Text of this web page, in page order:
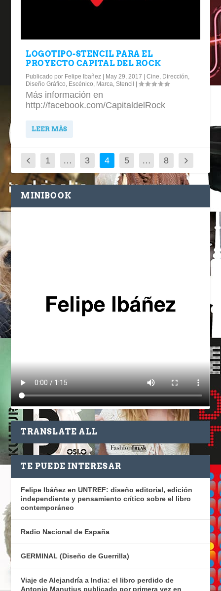
LOGOTIPO-STENCIL PARA EL
PROYECTO CAPITAL DEL ROCK
Publicado por Felipe Ibañez May 29, 2017 |Cine, Dirección,
Diseño Gráfico, Escénico, Marca,Stencil |
Más información en
http://facebook.com/CapitaldelRock
LEER MÁS
1 … 3 4 5 … 8
MINIBOOK
TRANSLATE ALL
TE PUEDE INTERESAR
Felipe Ibáñez en UNTREF: diseño editorial, edición
independiente y pensamiento crítico sobre el libro
contemporáneo
Radio Nacional de España
GERMINAL (Diseño de Guerrilla)
Viaje de Alejandría a India: el libro perdido de
Antonio Manutius publicado por primera vez en